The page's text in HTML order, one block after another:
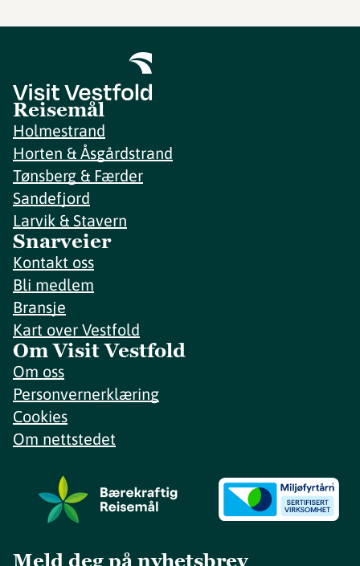
Reisemål
Holmestrand
Horten & Åsgårdstrand
Tønsberg & Færder
Sandefjord
Larvik & Stavern
Snarveier
Kontakt oss
Bli medlem
Bransje
Kart over Vestfold
Om Visit Vestfold
Om oss
Personvernerklæring
Cookies
Om nettstedet
Meld deg på nyhetsbrev